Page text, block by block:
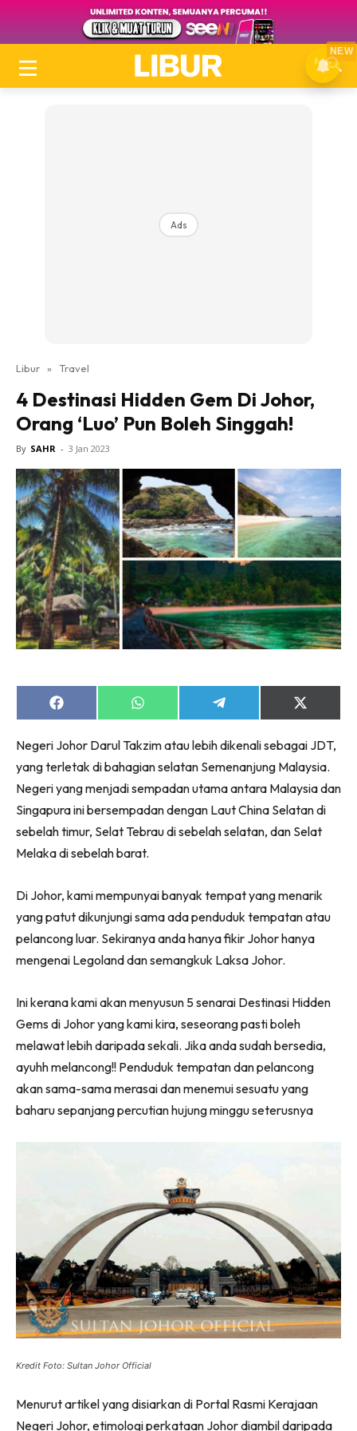
Ads
Libur » Travel
4 Destinasi Hidden Gem Di Johor,
Orang ‘Luo’ Pun Boleh Singgah!
By SAHR - 3 Jan 2023
Share
on
Share
on
Share
on
Share
on
(Twitter)
Negeri Johor Darul Takzim atau lebih dikenali sebagai JDT,
yang terletak di bahagian selatan Semenanjung Malaysia.
Negeri yang menjadi sempadan utama antara Malaysia dan
Singapura ini bersempadan dengan Laut China Selatan di
sebelah timur, Selat Tebrau di sebelah selatan, dan Selat
Melaka di sebelah barat.
Di Johor, kami mempunyai banyak tempat yang menarik
yang patut dikunjungi sama ada penduduk tempatan atau
pelancong luar. Sekiranya anda hanya fikir Johor hanya
mengenai Legoland dan semangkuk Laksa Johor.
Ini kerana kami akan menyusun 5 senarai Destinasi Hidden
Gems di Johor yang kami kira, seseorang pasti boleh
melawat lebih daripada sekali. Jika anda sudah bersedia,
ayuhh melancong!! Penduduk tempatan dan pelancong
akan sama-sama merasai dan menemui sesuatu yang
baharu sepanjang percutian hujung minggu seterusnya
Kredit Foto: Sultan Johor Official
Menurut artikel yang disiarkan di Portal Rasmi Kerajaan
Negeri Johor, etimologi perkataan Johor diambil daripada
NEW